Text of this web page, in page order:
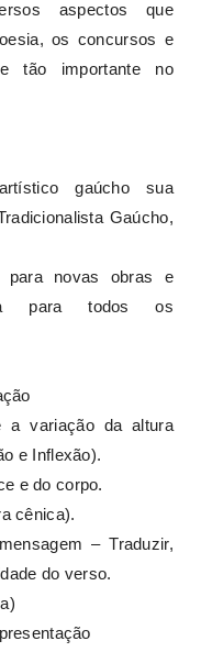
aspectos que
os concursos e
tão importante no
gaúcho sua
Gaúcho,
novas obras e
para todos os
a variação da altura
e Inflexão).
e do corpo.
cênica).
– Traduzir,
do verso.